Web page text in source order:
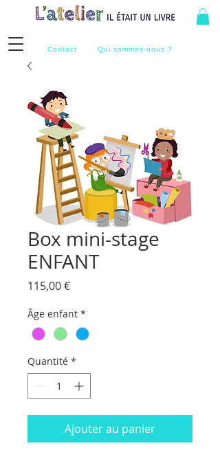
Contact Qui sommes-nous ?
Box mini-stage
ENFANT
115,00 €Prix
Âge enfant *
Quantité *
Ajouter au panier